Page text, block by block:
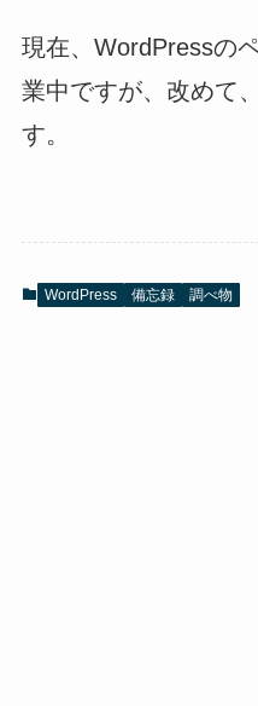
現在、WordPressの
業中ですが、改めて
す。
WordPress 備忘録 調べ物